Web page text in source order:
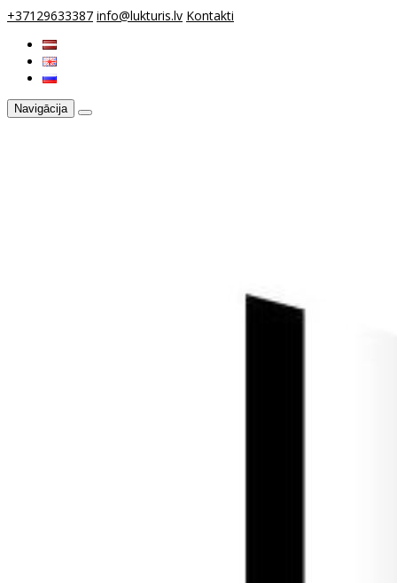
+37129633387 info@lukturis.lv Kontakti
Navigācija